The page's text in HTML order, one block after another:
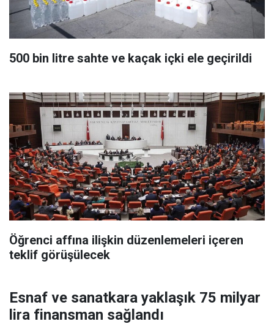
500 bin litre sahte ve kaçak içki ele geçirildi
Öğrenci affına ilişkin düzenlemeleri içeren
teklif görüşülecek
Esnaf ve sanatkara yaklaşık 75 milyar
lira finansman sağlandı